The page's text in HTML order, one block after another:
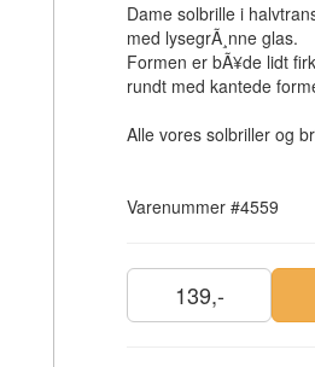
Dame solbrille i
med lysegrÃ¸nne glas.
Formen er bÃ¥de lidt
rundt med kantede
Alle vores solbriller og
Varenummer #4559
139,-